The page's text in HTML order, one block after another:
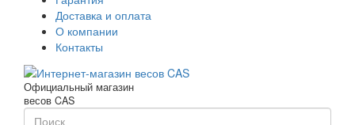
Доставка и оплата
О компании
Контакты
Официальный магазин
весов CAS